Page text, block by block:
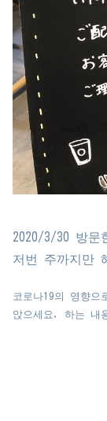
2020/3/30 방문
저번 주까지만
코로나19의 영향
앉으세요, 하는 내